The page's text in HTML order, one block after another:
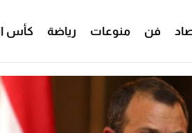
فن منوعات رياضة كأس